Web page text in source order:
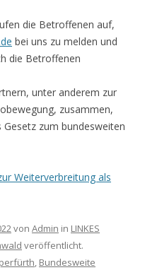
die Betroffenen auf,
bei uns zu melden und
die Betroffenen
unter anderem zur
zusammen,
zum bundesweiten
Weiterverbreitung als
von Admin in LINKES
veröffentlicht.
, Bundesweite